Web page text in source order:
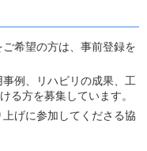
ご希望の方は、事前登録を
例、リハビリの成果、工
る方を募集しています。
げに参加してくださる協